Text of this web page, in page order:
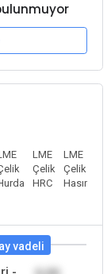
LME
Çelik
HRC
LME
Çelik
Hasır
vadeli